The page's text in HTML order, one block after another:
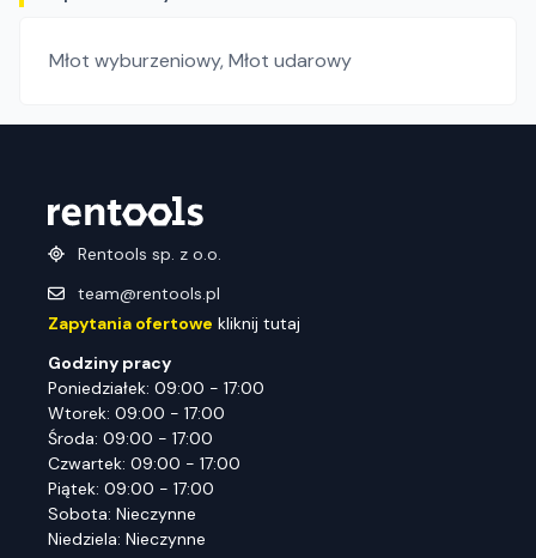
Młot wyburzeniowy,Młot udarowy
Rentools sp. z o.o.
team@rentools.pl
Zapytania ofertowe kliknij tutaj
Godziny pracy
Poniedziałek: 09:00 - 17:00
Wtorek: 09:00 - 17:00
Środa: 09:00 - 17:00
Czwartek: 09:00 - 17:00
Piątek: 09:00 - 17:00
Sobota: Nieczynne
Niedziela: Nieczynne